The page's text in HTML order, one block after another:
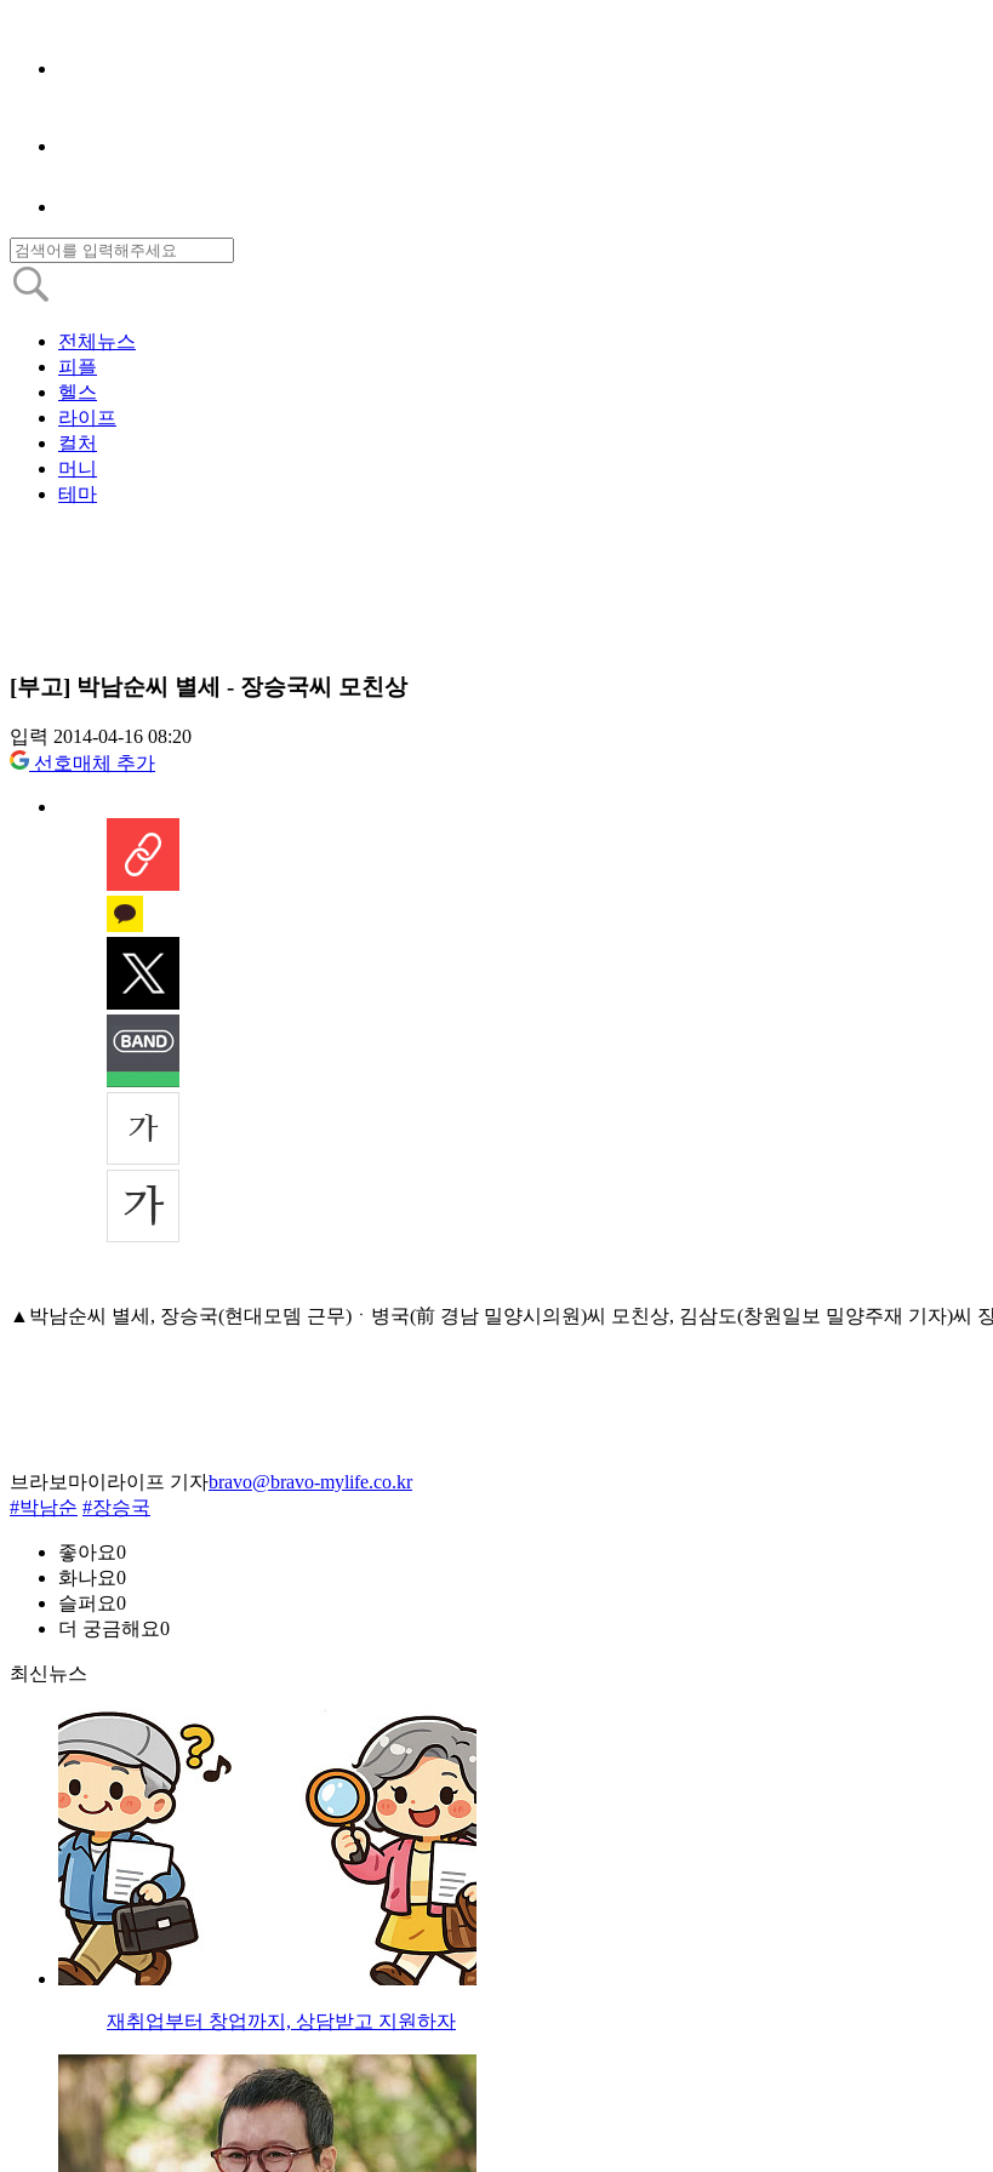
전체뉴스
피플
헬스
라이프
컬처
머니
테마
[부고] 박남순씨 별세 - 장승국씨 모친상
입력 2014-04-16 08:20
선호매체 추가
▲박남순씨 별세, 장승국(현대모뎀 근무)ㆍ병국(前 경남 밀양시의원)씨 모친상, 김삼도(창원일보 밀양주재 기자)씨
브라보마이라이프 기자bravo@bravo-mylife.co.kr
#박남순 #장승국
좋아요0
화나요0
슬퍼요0
더 궁금해요0
최신뉴스
재취업부터 창업까지, 상담받고 지원하자